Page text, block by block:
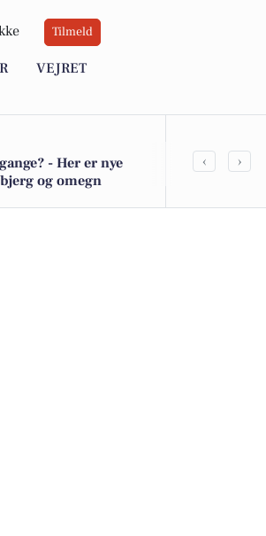
Tilmeld
VEJRET
- Her er nye
og omegn
Teamleder
‹ ›